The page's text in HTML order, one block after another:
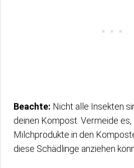
Beachte: Nicht alle Insekten
deinen Kompost. Vermeide
Milchprodukte in den
diese Schädlinge anziehen